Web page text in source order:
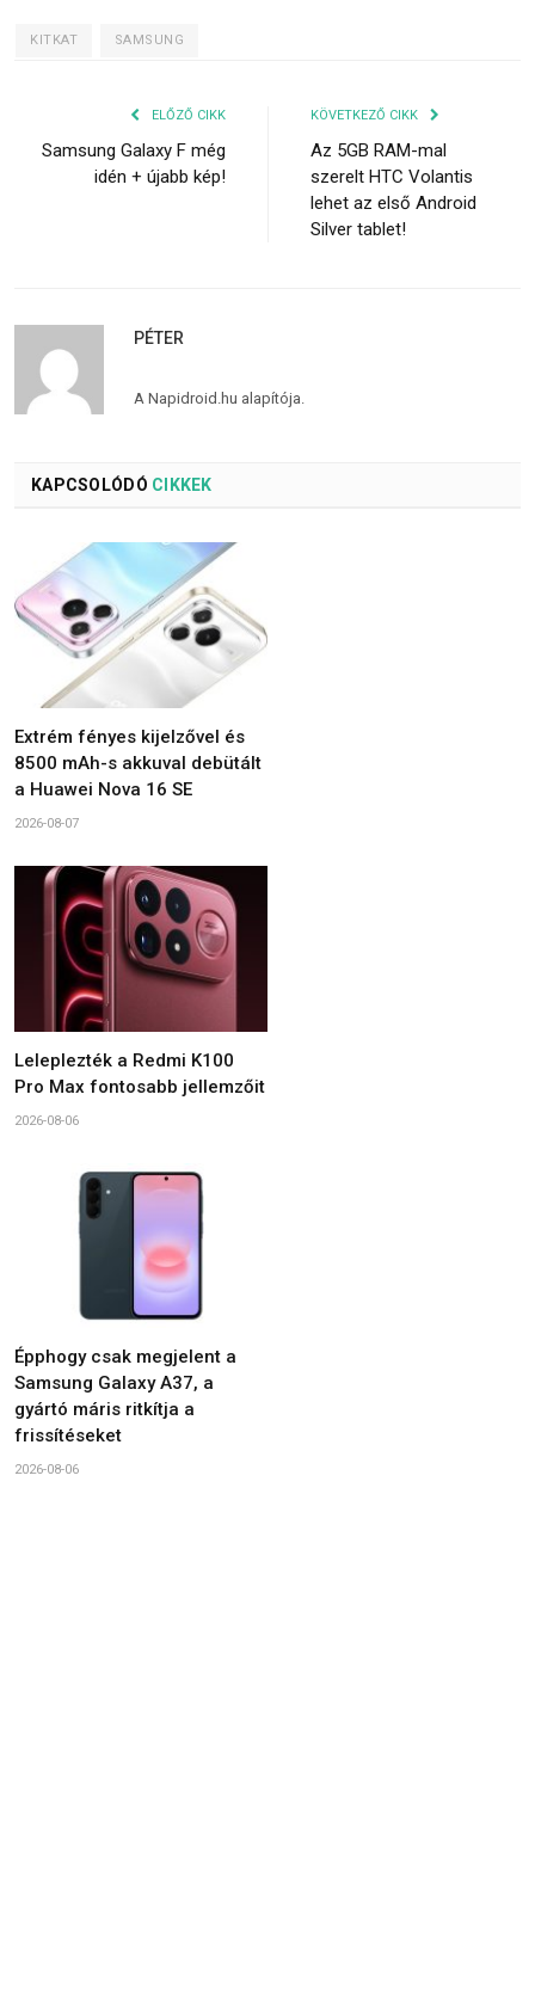
KITKAT SAMSUNG
ELŐZŐ CIKK
Samsung Galaxy F még
idén + újabb kép!
KÖVETKEZŐ CIKK
Az 5GB RAM-mal
szerelt HTC Volantis
lehet az első Android
Silver tablet!
PÉTER
A Napidroid.hu alapítója.
KAPCSOLÓDÓ CIKKEK
Extrém fényes kijelzővel és
8500 mAh-s akkuval debütált
a Huawei Nova 16 SE
2026-08-07
Leleplezték a Redmi K100
Pro Max fontosabb jellemzőit
2026-08-06
Épphogy csak megjelent a
Samsung Galaxy A37, a
gyártó máris ritkítja a
frissítéseket
2026-08-06